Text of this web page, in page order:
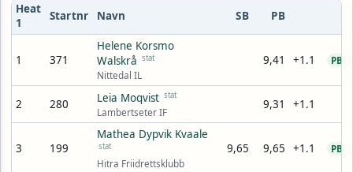
Heat
1
Startnr Navn SB PB
1 371
Helene Korsmo
Walskrå stat
Nittedal IL
9,41 +1.1 PB
2 280 Leia Moqvist stat
Lambertseter IF
9,31 +1.1
3 199
Mathea Dypvik Kvaale
stat
Hitra Friidrettsklubb
9,65 9,65 +1.1 PB